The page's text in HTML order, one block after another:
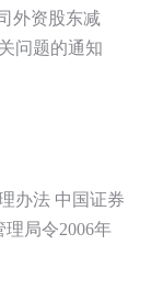
外资股东减
问题的通知
办法 中国证券
局令2006年